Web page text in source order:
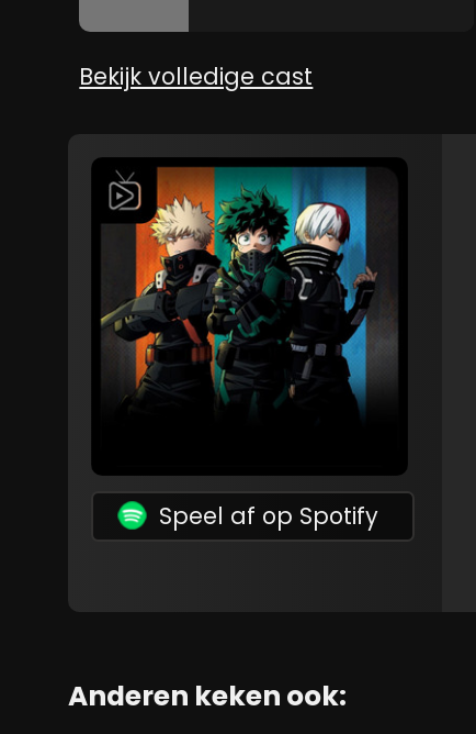
Bekijk volledige cast
Speel af op Spotify
Anderen keken ook: